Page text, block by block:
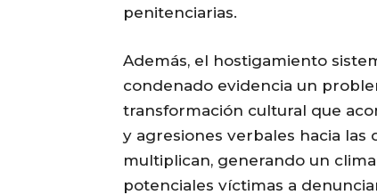
penitenciarias.
Además, el hostigamiento
condenado evidencia un
transformación cultural que
y agresiones verbales hacia las
multiplican, generando un
potenciales víctimas a